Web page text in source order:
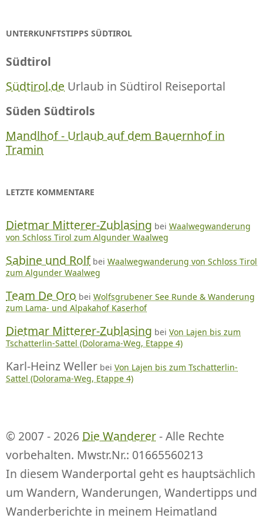
UNTERKUNFTSTIPPS SÜDTIROL
Südtirol
Südtirol.de Urlaub in Südtirol Reiseportal
Süden Südtirols
Mandlhof - Urlaub auf dem Bauernhof in
Tramin
LETZTE KOMMENTARE
Dietmar Mitterer-Zublasing bei Waalwegwanderung
von Schloss Tirol zum Algunder Waalweg
Sabine und Rolf bei Waalwegwanderung von Schloss Tirol
zum Algunder Waalweg
Team De Oro bei Wolfsgrubener See Runde & Wanderung
zum Lama- und Alpakahof Kaserhof
Dietmar Mitterer-Zublasing bei Von Lajen bis zum
Tschatterlin-Sattel (Dolorama-Weg, Etappe 4)
Karl-Heinz Weller bei Von Lajen bis zum Tschatterlin-
Sattel (Dolorama-Weg, Etappe 4)
© 2007 - 2026 Die Wanderer- Alle Rechte
vorbehalten. Mwstr.Nr.: 01665560213
In diesem Wanderportal geht es hauptsächlich
um Wandern, Wanderungen, Wandertipps und
Wanderberichte in meinem Heimatland